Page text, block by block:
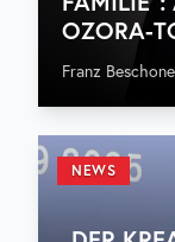
OZORA-
Franz
NEWS